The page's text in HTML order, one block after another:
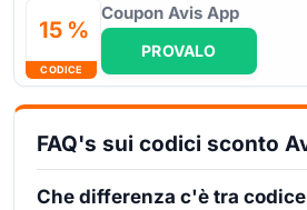
15 %
CODICE
Coupon Avis App
PROVALO
FAQ's sui codici sconto
Che differenza c'è tra